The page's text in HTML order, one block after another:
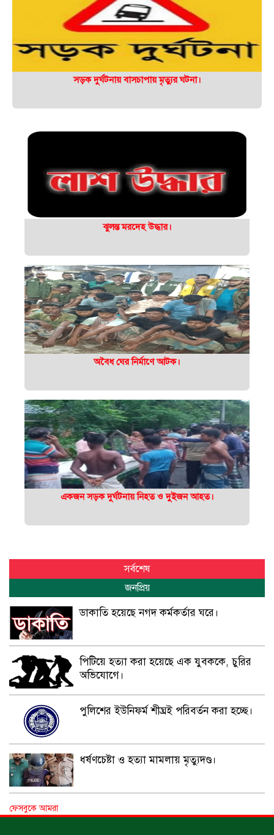
সড়ক দুর্ঘটনায় বাসচাপায় মৃত্যুর ঘটনা।
ঝুলন্ত মরদেহ উদ্ধার।
অবৈধ ঘের নির্মাণে আটক।
একজন সড়ক দুর্ঘটনায় নিহত ও দুইজন আহত।
সর্বশেষ
জনপ্রিয়
ডাকাতি হয়েছে নগদ কর্মকর্তার ঘরে।
পিটিয়ে হত্যা করা হয়েছে এক যুবককে, চুরির
অভিযোগে।
পুলিশের ইউনিফর্ম শীঘ্রই পরিবর্তন করা হচ্ছে।
ধর্ষণচেষ্টা ও হত্যা মামলায় মৃত্যুদণ্ড।
ফেসবুকে আমরা